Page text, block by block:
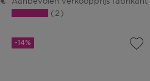
€ 44,01
2
-14%